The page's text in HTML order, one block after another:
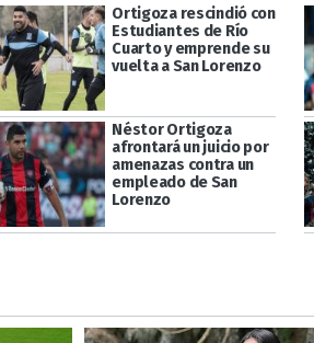
Ortigoza rescindió con
Estudiantes de Río
Cuarto y emprende su
vuelta a San Lorenzo
Néstor Ortigoza
afrontará un juicio por
amenazas contra un
empleado de San
Lorenzo